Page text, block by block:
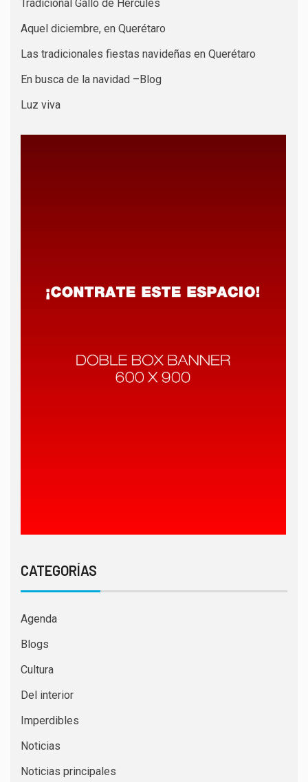
Tradicional Gallo de Hércules
Aquel diciembre, en Querétaro
Las tradicionales fiestas navideñas en Querétaro
En busca de la navidad –Blog
Luz viva
CATEGORÍAS
Agenda
Blogs
Cultura
Del interior
Imperdibles
Noticias
Noticias principales